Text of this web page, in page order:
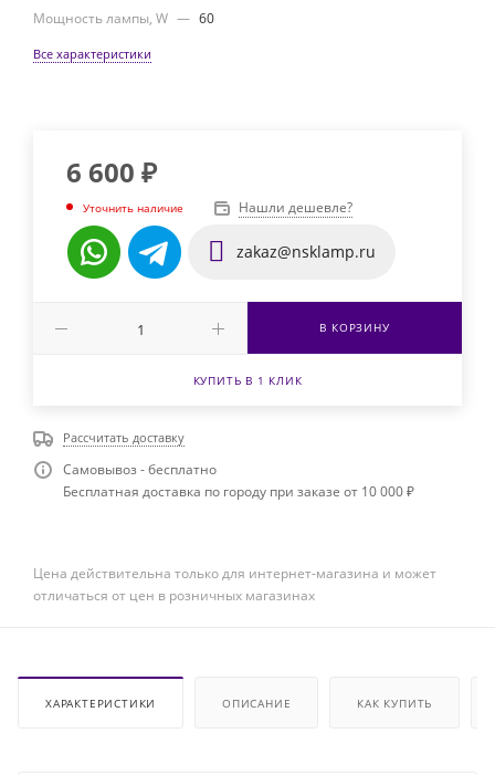
Мощность лампы, W — 60
Все характеристики
6 600 ₽
Уточнить наличие Нашли дешевле?
zakaz@nsklamp.ru
В КОРЗИНУ
КУПИТЬ В 1 КЛИК
Рассчитать доставку
Самовывоз - бесплатно
Бесплатная доставка по городу при заказе от 10 000 ₽
Цена действительна только для интернет-магазина и может
отличаться от цен в розничных магазинах
ХАРАКТЕРИСТИКИ ОПИСАНИЕ КАК КУПИТЬ